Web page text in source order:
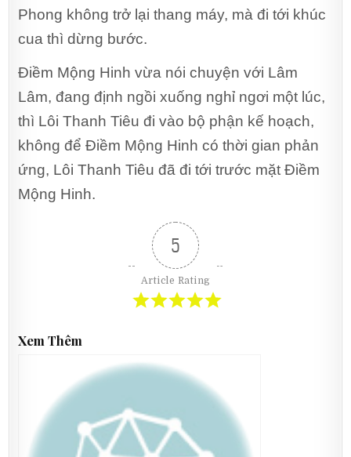
Phong không trở lại thang máy, mà đi tới khúc
cua thì dừng bước.
Điềm Mộng Hinh vừa nói chuyện với Lâm
Lâm, đang định ngồi xuống nghỉ ngơi một lúc,
thì Lôi Thanh Tiêu đi vào bộ phận kế hoạch,
không để Điềm Mộng Hinh có thời gian phản
ứng, Lôi Thanh Tiêu đã đi tới trước mặt Điềm
Mộng Hinh.
5
Article Rating
Xem Thêm